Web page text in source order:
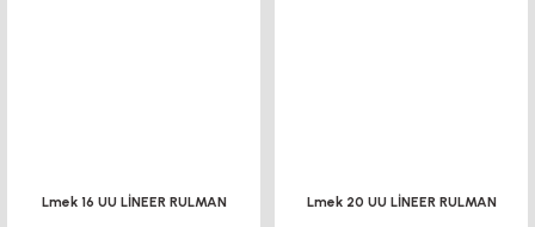
Lmek 16 UU LİNEER RULMAN Lmek 20 UU LİNEER RULMAN